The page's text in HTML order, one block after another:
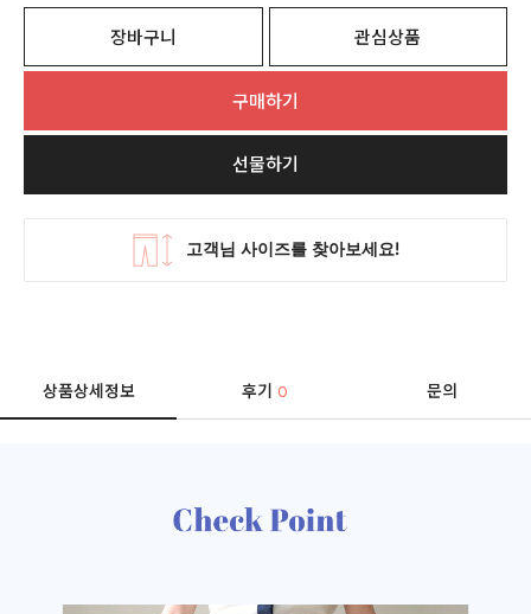
장바구니 관심상품
구매하기
선물하기
상품상세정보 후기0 문의